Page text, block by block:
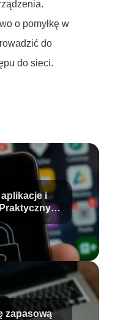
o pomyłkę w
do
do sieci.
i
zapasową